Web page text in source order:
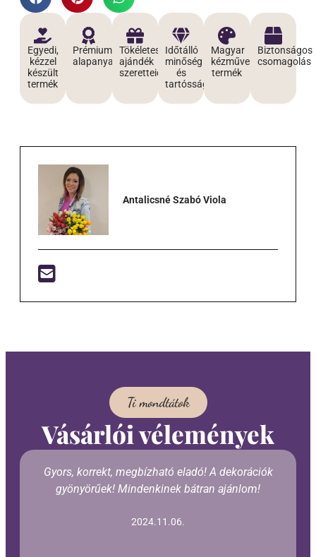
Egyedi,
kézzel
készült
termék
Prémium
alapanyagokból
Tökéletes
ajándék
szeretteidnek
Időtálló
minőség
és
tartósság
Magyar
kézműves
termék
Biztonságos
csomagolás
Antalicsné Szabó Viola
Ti mondtátok
Vásárlói vélemények
Gyors, korrekt, megbízható eladó! A dekorációk
gyönyörűek! Mindenkinek bátran ajánlom!
2024.11.06.